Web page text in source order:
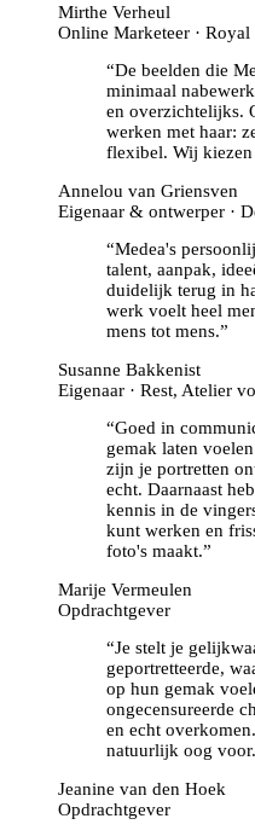
Mirthe Verheul
Online Marketeer · Royal
“De beelden die
minimaal
en overzichtelijks.
werken met haar:
flexibel. Wij
Annelou van Griensven
Eigenaar & ontwerper ·
“Medea's
talent, aanpak,
duidelijk terug in
werk voelt heel
mens tot mens.”
Susanne Bakkenist
Eigenaar · Rest, Atelier
“Goed in
gemak laten
zijn je portretten
echt. Daarnaast
kennis in de
kunt werken en
foto's maakt.”
Marije Vermeulen
Opdrachtgever
“Je stelt je
geportretteerde,
op hun gemak
ongecensureerde
en echt
natuurlijk oog voor.
Jeanine van den Hoek
Opdrachtgever